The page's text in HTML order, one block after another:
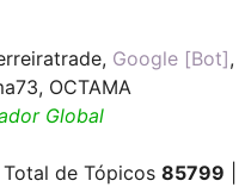
, Google [Bot],
, OCTAMA
Global
Total de Tópicos 85799